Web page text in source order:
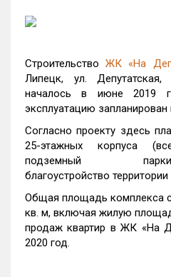
СтроительствоЖК «На
Липецк, ул.
началось в июне 2019
эксплуатацию запланирован
Согласно проекту здесь
25-этажных корпуса
подземный
благоустройство
Общая площадь комплекса
кв. м, включая жилую
продаж квартир в ЖК «На
2020 год.